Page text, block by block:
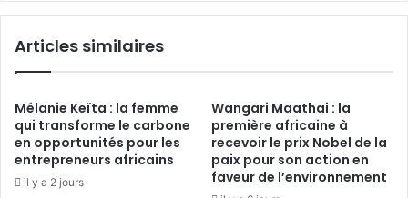
Articles similaires
Mélanie Keïta : la femme
qui transforme le carbone
en opportunités pour les
entrepreneurs africains
il y a 2 jours
Wangari Maathai : la
première africaine à
recevoir le prix Nobel de la
paix pour son action en
faveur de l’environnement